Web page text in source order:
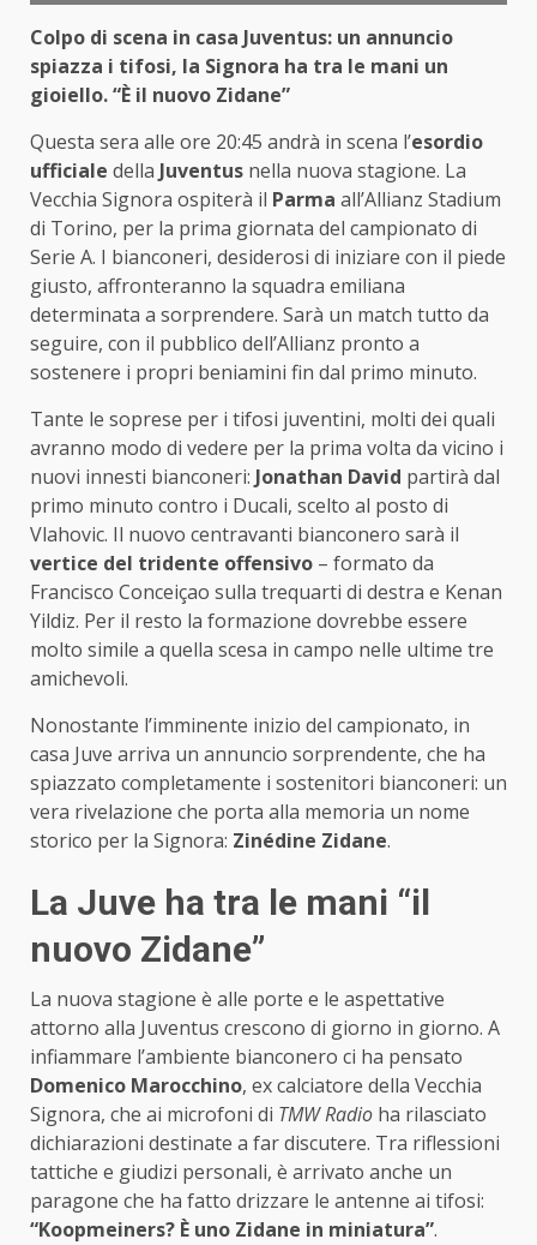
Colpo di scena in casa Juventus: un annuncio
spiazza i tifosi, la Signora ha tra le mani un
gioiello. “È il nuovo Zidane”
Questa sera alle ore 20:45 andrà in scena l’esordio
ufficiale della Juventus nella nuova stagione. La
Vecchia Signora ospiterà il Parma all’Allianz Stadium
di Torino, per la prima giornata del campionato di
Serie A. I bianconeri, desiderosi di iniziare con il piede
giusto, affronteranno la squadra emiliana
determinata a sorprendere. Sarà un match tutto da
seguire, con il pubblico dell’Allianz pronto a
sostenere i propri beniamini fin dal primo minuto.
Tante le soprese per i tifosi juventini, molti dei quali
avranno modo di vedere per la prima volta da vicino i
nuovi innesti bianconeri: Jonathan David partirà dal
primo minuto contro i Ducali, scelto al posto di
Vlahovic. Il nuovo centravanti bianconero sarà il
vertice del tridente offensivo – formato da
Francisco Conceiçao sulla trequarti di destra e Kenan
Yildiz. Per il resto la formazione dovrebbe essere
molto simile a quella scesa in campo nelle ultime tre
amichevoli.
Nonostante l’imminente inizio del campionato, in
casa Juve arriva un annuncio sorprendente, che ha
spiazzato completamente i sostenitori bianconeri: un
vera rivelazione che porta alla memoria un nome
storico per la Signora: Zinédine Zidane.
La Juve ha tra le mani “il
nuovo Zidane”
La nuova stagione è alle porte e le aspettative
attorno alla Juventus crescono di giorno in giorno. A
infiammare l’ambiente bianconero ci ha pensato
Domenico Marocchino, ex calciatore della Vecchia
Signora, che ai microfoni di TMW Radio ha rilasciato
dichiarazioni destinate a far discutere. Tra riflessioni
tattiche e giudizi personali, è arrivato anche un
paragone che ha fatto drizzare le antenne ai tifosi:
“Koopmeiners? È uno Zidane in miniatura”.